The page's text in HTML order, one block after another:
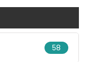
58